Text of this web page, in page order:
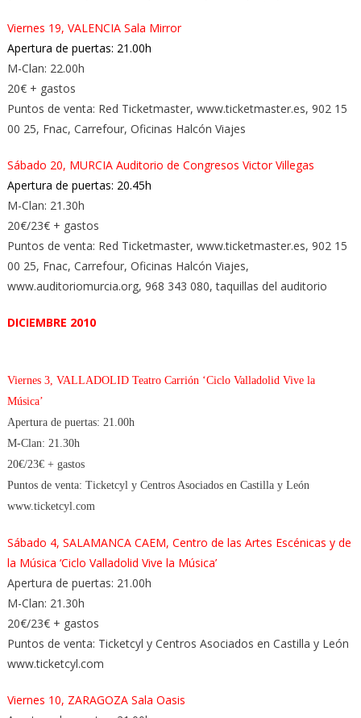
Viernes 19, VALENCIA Sala Mirror
Apertura de puertas: 21.00h
M-Clan: 22.00h
20€ + gastos
Puntos de venta: Red Ticketmaster, www.ticketmaster.es, 902 15
00 25, Fnac, Carrefour, Oficinas Halcón Viajes
Sábado 20, MURCIA Auditorio de Congresos Victor Villegas
Apertura de puertas: 20.45h
M-Clan: 21.30h
20€/23€ + gastos
Puntos de venta: Red Ticketmaster, www.ticketmaster.es, 902 15
00 25, Fnac, Carrefour, Oficinas Halcón Viajes,
www.auditoriomurcia.org, 968 343 080, taquillas del auditorio
DICIEMBRE 2010
Viernes 3, VALLADOLID Teatro Carrión ‘Ciclo Valladolid Vive la
Música’
Apertura de puertas: 21.00h
M-Clan: 21.30h
20€/23€ + gastos
Puntos de venta: Ticketcyl y Centros Asociados en Castilla y León
www.ticketcyl.com
Sábado 4, SALAMANCA CAEM, Centro de las Artes Escénicas y de
la Música ‘Ciclo Valladolid Vive la Música’
Apertura de puertas: 21.00h
M-Clan: 21.30h
20€/23€ + gastos
Puntos de venta: Ticketcyl y Centros Asociados en Castilla y León
www.ticketcyl.com
Viernes 10, ZARAGOZA Sala Oasis